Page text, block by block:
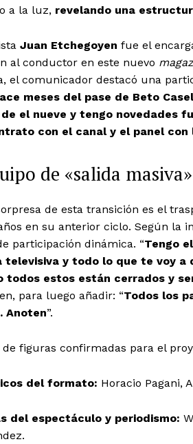
a la luz, revelando una
Juan Etchegoyen fue el
al conductor en este nuevo
el comunicador destacó una
meses del pase de Beto
el nueve y tengo novedades
con el canal y el panel
de «salida
de esta transición es el
en su anterior ciclo. Según la
participación dinámica. “Tengo
televisiva y todo lo que te voy a
todos estos están cerrados y
para luego añadir: “Todos los
Anoten”.
de figuras confirmadas para el
del formato: Horacio Pagani,
del espectáculo y periodismo: